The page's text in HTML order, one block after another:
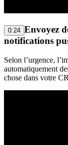
0:24 Envoyez
notifications
Selon l’urgence,
automatiquement
chose dans votre